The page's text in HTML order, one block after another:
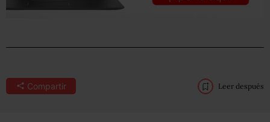
Compartir Leer después